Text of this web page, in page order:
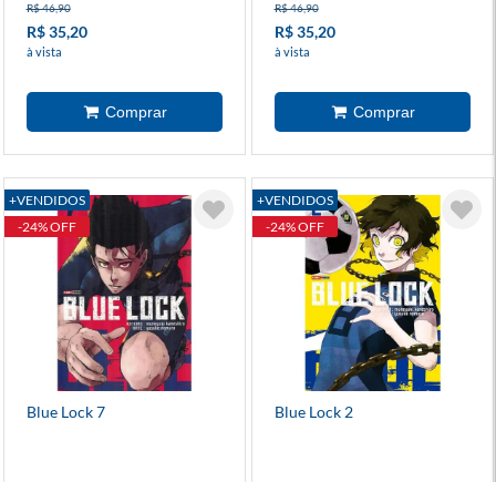
R$ 46,90
R$ 35,20
à vista
R$ 46,90
R$ 35,20
à vista
+VENDIDOS
-24% OFF
Blue Lock 7
+VENDIDOS
-24% OFF
Blue Lock 2